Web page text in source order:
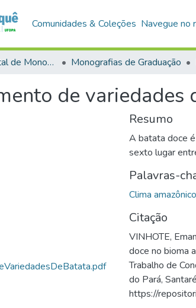
Comunidades & Coleções Navegue no
Biblioteca Digital de Monografias (BDM) Monografias de Graduação
de variedades
Resumo
A batata doce
sexto lugar
Palavras-
Clima amazônico
Citação
VINHOTE,
doce no bioma
Trabalho de
do Pará,
https://